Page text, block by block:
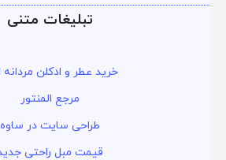
تبلیغات متنی
خرید عطر و ادکلن
مرجع المنتور
طراحی سایت در ساوه
قیمت مبل راحتی